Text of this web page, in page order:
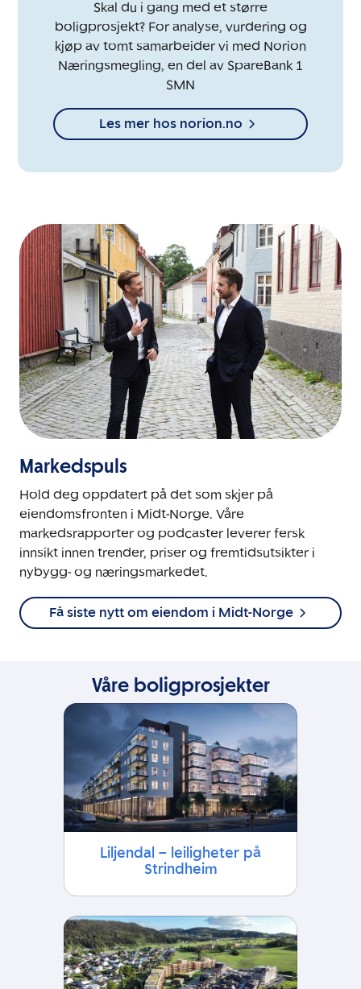
Skal du i gang med et større
boligprosjekt? For analyse, vurdering og
kjøp av tomt samarbeider vi med Norion
Næringsmegling, en del av SpareBank 1
SMN
Les mer hos norion.no
Markedspuls
Hold deg oppdatert på det som skjer på
eiendomsfronten i Midt-Norge. Våre
markedsrapporter og podcaster leverer fersk
innsikt innen trender, priser og fremtidsutsikter i
nybygg- og næringsmarkedet.
Få siste nytt om eiendom i Midt-Norge
Våre boligprosjekter
Liljendal – leiligheter på
Strindheim